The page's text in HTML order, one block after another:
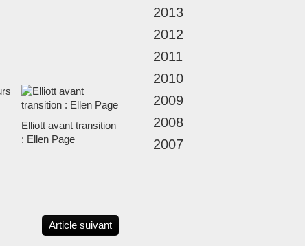
Elliott avant transition
: Ellen Page
Article suivant
2013
2012
2011
2010
2009
2008
2007